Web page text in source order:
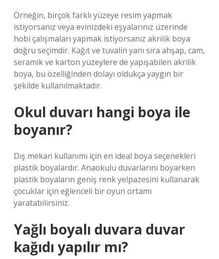
Örneğin, birçok farklı yüzeye resim yapmak
istiyorsanız veya evinizdeki eşyalarınız üzerinde
hobi çalışmaları yapmak istiyorsanız akrilik boya
doğru seçimdir. Kağıt ve tuvalin yanı sıra ahşap, cam,
seramik ve karton yüzeylere de yapışabilen akrilik
boya, bu özelliğinden dolayı oldukça yaygın bir
şekilde kullanılmaktadır.
Okul duvarı hangi boya ile
boyanır?
Dış mekan kullanımı için en ideal boya seçenekleri
plastik boyalardır. Anaokulu duvarlarını boyarken
plastik boyaların geniş renk yelpazesini kullanarak
çocuklar için eğlenceli bir oyun ortamı
yaratabilirsiniz.
Yağlı boyalı duvara duvar
kağıdı yapılır mı?